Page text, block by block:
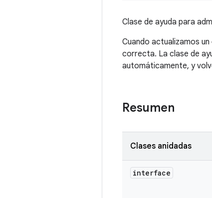
Clase de ayuda para
Cuando actualizamos
correcta. La clase de
automáticamente, y
Resumen
Clases anidadas
interface